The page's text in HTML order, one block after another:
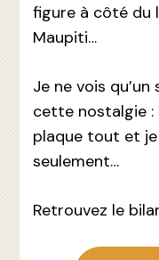
figure à côté du
Maupiti…
Je ne vois
cette nostalgie :
plaque tout et je
seulement…
Retrouvez le